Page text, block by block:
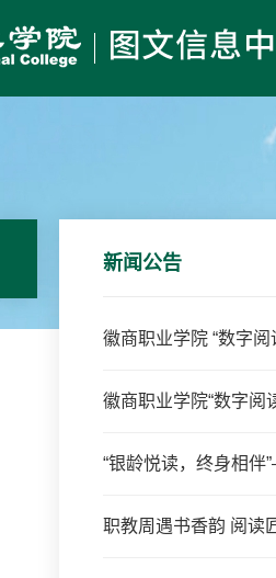
新闻公告
徽商职业学院 “数字
徽商职业学院“数字阅
“银龄悦读，终身相
职教周遇书香韵 阅读